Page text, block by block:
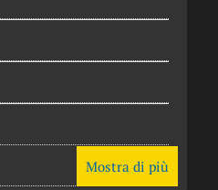
Mostra di più